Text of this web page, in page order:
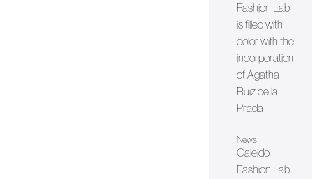
Fashion Lab
is filled with
color with the
incorporation
of Ágatha
Ruiz de la
Prada
News
Caleido
Fashion Lab